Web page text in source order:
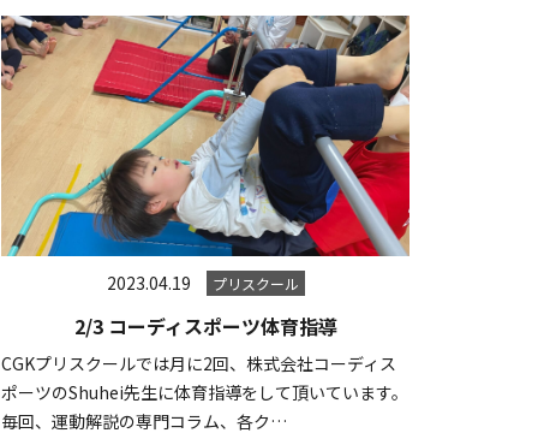
2023.04.19 プリスクール
2/3 コーディスポーツ体育指導
CGKプリスクールでは月に2回、株式会社コーディス
ポーツのShuhei先生に体育指導をして頂いています。
毎回、運動解説の専門コラム、各ク…